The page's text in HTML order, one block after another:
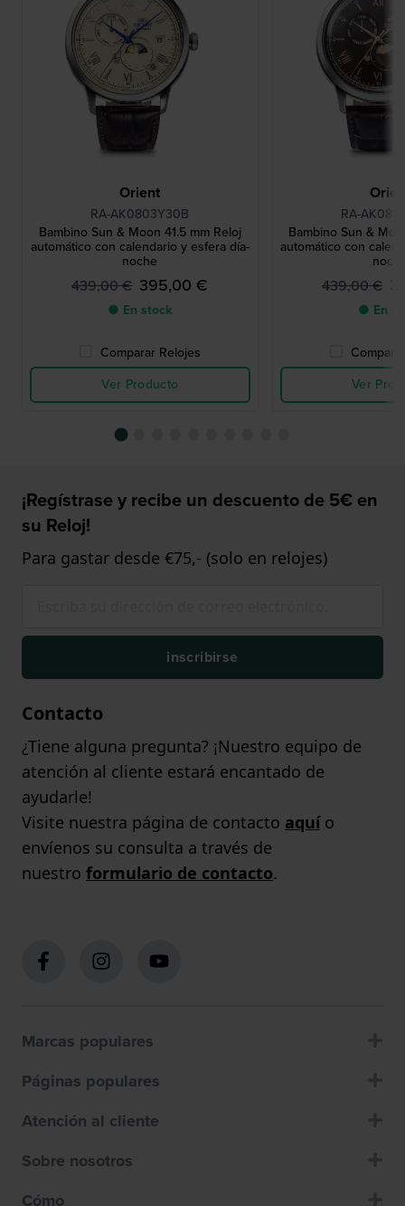
Orient
RA-AK0803Y30B
Bambino Sun & Moon 41.5 mm Reloj
automático con calendario y esfera día-
noche
439,00 € 395,00 €
● En stock
Comparar Relojes
Ver Producto
RA-
Bambino Sun &
automático con
439,00 €
● En
Ver
¡Regístrase y recibe un descuento de 5€ en
su Reloj!
Para gastar desde €75,- (solo en relojes)
inscribirse
Contacto
¿Tiene alguna pregunta? ¡Nuestro equipo de
atención al cliente estará encantado de
ayudarle!
Visite nuestra página de contacto aquío
envíenos su consulta a través de
nuestro formulario de contacto.
Marcas populares
Páginas populares
Atención al cliente
Sobre nosotros
Cómo